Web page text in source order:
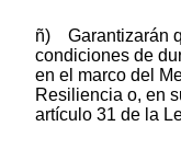
ñ) Garantizarán
condiciones de
en el marco del
Resiliencia o, en
artículo 31 de la